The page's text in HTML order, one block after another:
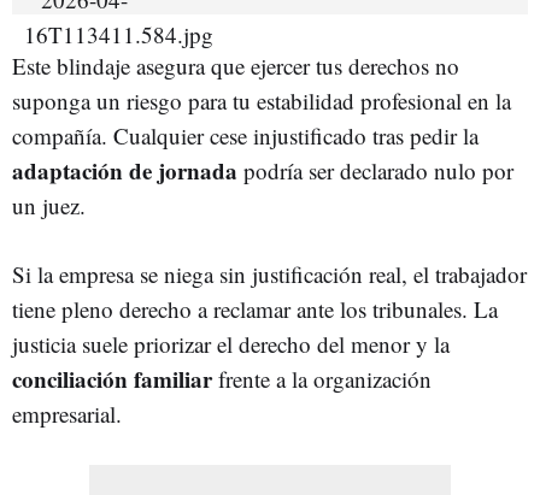
Este blindaje asegura que ejercer tus derechos no
suponga un riesgo para tu estabilidad profesional en la
compañía. Cualquier cese injustificado tras pedir la
adaptación de jornada podría ser declarado nulo por
un juez.
Si la empresa se niega sin justificación real, el trabajador
tiene pleno derecho a reclamar ante los tribunales. La
justicia suele priorizar el derecho del menor y la
conciliación familiarfrente a la organización
empresarial.